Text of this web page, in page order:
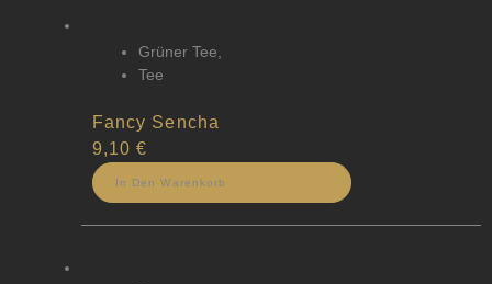
Grüner Tee,
Tee
Fancy Sencha
9,10€
In Den Warenkorb